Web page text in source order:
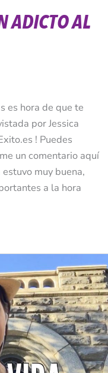
ADICTO AL
es hora de que te
por Jessica
! Puedes
un comentario aquí
muy buena,
a la hora